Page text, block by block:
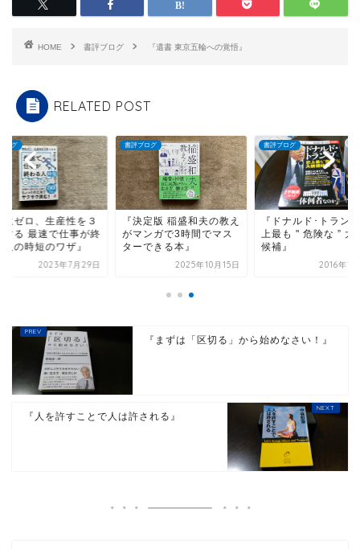
HOME 書評ブログ 『遺書 東京五輪への覚悟』
RELATED POST
ログ
駄ゼロ、生産性を３
する 最速で仕事が終
人の時短のワザ』
2023年7月29日
書評ブログ
『決定版 稲盛和夫の教え
がマンガで3時間でマス
ターできる本』
2025年10月15日
書評ブログ
『ドナルド･トラン
上最も " 危険な ” 大
候補』
2016年12
『まずは「区切る」から始めなさい！』
『人を許すことで人は許される』